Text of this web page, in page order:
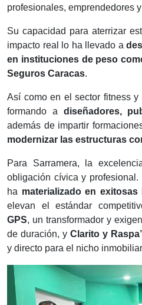
profesionales, emprendedores
Su capacidad para aterrizar
impacto real lo ha llevado a
en instituciones de peso
Seguros Caracas.
Así como en el sector fitness y
formando a diseñadores,
además de impartir
modernizar las estructuras
Para Sarramera, la
obligación cívica y
ha materializado en
elevan el estándar
GPS, un transformador y
de duración, y Clarito y
y directo para el nicho